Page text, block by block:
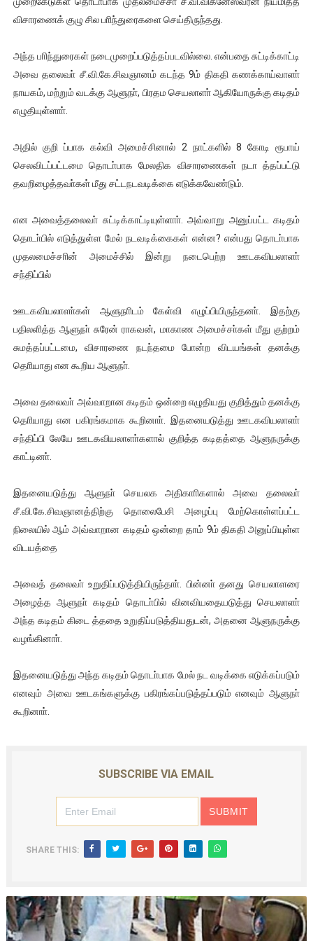
ஐ.நா முன்றலில் சீரற்ற காலநிலையிலும் தமிழின அழிப்பிற்கு
இளையராஜா – கமல் அவசர சந்திப்பு (படங்கள், விடியோ)
ஜனாதிபதி ஐக்கிய நாடுகளின் பொதுச் சபை கூட்டத்தில் இன்று
32 CM விநோத கன்றுக்குட்டி! (வீடியோ)
வலிமை தான் அஜித் திரைப்பயணத்திலே அதிக காலெக்ஷன் செய்த
விசாரணைக் குழு சில பாிந்துரைகளை செய்திருந்தது.
அந்த பாிந்துரைகள் நடைமுறைப்படுத்தப்படவில்லை. என்பதை சுட்டிக்காட்டி
அவை தலைவா் சீ.வி.கே.சிவஞானம் கடந்த 9ம் திகதி கணக்காய்வாளா்
நாயகம், மற்றும் வடக்கு ஆளுநா், பிரதம செயலாளா் ஆகியோருக்கு கடிதம்
எழுதியுள்ளாா்.
அதில் குறி ப்பாக கல்வி அமைச்சினால் 2 நாட்களில் 8 கோடி ரூபாய்
செலவிடப்பட்டமை தொடா்பாக மேலதிக விசாரணைகள் நடா த்தப்பட்டு
தவறிழைத்தவா்கள் மீது சட்டநடவடிக்கை எடுக்கவேண்டும்.
என அவைத்தலைவா் சுட்டிக்காட்டியுள்ளாா். அவ்வாறு அனுப்பட்ட கடிதம்
தொடா்பில் எடுத்துள்ள மேல் நடவடிக்கைகள் என்ன? என்பது தொடா்பாக
முதலமைச்சாின் அமைச்சில் இன்று நடைபெற்ற ஊடகவியலாளா்
சந்திப்பில்
ஊடகவியலாளா்கள் ஆளுநாிடம் கேள்வி எழுப்பியிருந்தனா். இதற்கு
பதிலளித்த ஆளுநா் சுரேன் ராகவன், மாகாண அமைச்சா்கள் மீது குற்றம்
சுமத்தப்பட்டமை, விசாரணை நடந்தமை போன்ற விடயங்கள் தனக்கு
தொியாது என கூறிய ஆளுநா்.
அவை தலைவா் அவ்வாறான கடிதம் ஒன்றை எழுதியது குறித்தும் தனக்கு
தொியாது என பகிரங்கமாக கூறினாா். இதனையடுத்து ஊடகவியலாளா்
சந்திப்பி லேயே ஊடகவியலாளா்களால் குறித்த கடிதத்தை ஆளுநருக்கு
காட்டினா்.
இதனையடுத்து ஆளுநா் செயலக அதிகாாிகளால் அவை தலைவா்
சீ.வி.கே.சிவஞானத்திற்கு தொலைபேசி அழைப்பு மேற்கொள்ளப்பட்ட
நிலையில் ஆம் அவ்வாறான கடிதம் ஒன்றை தாம் 9ம் திகதி அனுப்பியுள்ள
விடயத்தை
அவைத் தலைவா் உறுதிப்படுத்தியிருந்தாா். பின்னா் தனது செயலாளரை
அழைத்த ஆளுநா் கடிதம் தொடா்பில் வினவியதையடுத்து செயலாளா்
அந்த கடிதம் கிடை த்ததை உறுதிப்படுத்தியதுடன், அதனை ஆளுநருக்கு
வழங்கினாா்.
இதனையடுத்து அந்த கடிதம் தொடா்பாக மேல் நட வடிக்கை எடுக்கப்படும்
எனவும் அவை ஊடகங்களுக்கு பகிரங்கப்படுத்தப்படும் எனவும் ஆளுநா்
கூறினாா்.
SUBSCRIBE VIA EMAIL
SHARE THIS: